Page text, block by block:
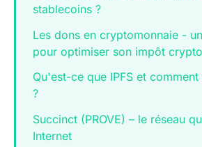
stablecoins ?
Les dons en cryptomonnaie -
pour optimiser son impôt
Qu'est-ce que IPFS et
?
Succinct (PROVE) – le réseau
Internet